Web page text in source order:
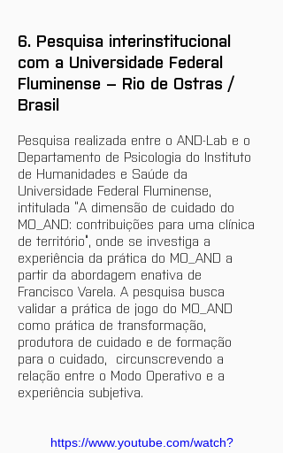
6. Pesquisa interinstitucional
com a Universidade Federal
Fluminense – Rio de Ostras /
Brasil
Pesquisa realizada entre o AND-Lab e o
Departamento de Psicologia do Instituto
de Humanidades e Saúde da
Universidade Federal Fluminense,
intitulada “A dimensão de cuidado do
MO_AND: contribuições para uma clínica
de território”, onde se investiga a
experiência da prática do MO_AND a
partir da abordagem enativa de
Francisco Varela. A pesquisa busca
validar a prática de jogo do MO_AND
como prática de transformação,
produtora de cuidado e de formação
para o cuidado,  circunscrevendo a
relação entre o Modo Operativo e a
experiência subjetiva.
https://www.youtube.com/watch?